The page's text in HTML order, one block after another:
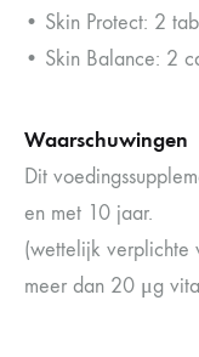
• Skin Protect: 2
• Skin Balance: 2
Waarschuwingen
Dit
en met 10 jaar.
(wettelijk verplichte
meer dan 20 μg